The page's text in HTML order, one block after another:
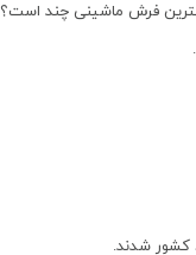
فرش ماشینی چند است؟